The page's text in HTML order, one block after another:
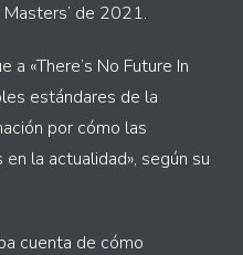
Masters’ de 2021.
a «There’s No Future In
estándares de la
por cómo las
la actualidad», según su
cuenta de cómo